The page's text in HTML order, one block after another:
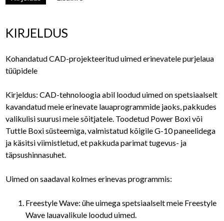
€
h
r
o
g
1
/
kogus
KIRJELDUS
Kohandatud CAD-projekteeritud uimed erinevatele purjelaua
tüüpidele
Kirjeldus: CAD-tehnoloogia abil loodud uimed on spetsiaalselt
kavandatud meie erinevate lauaprogrammide jaoks, pakkudes
valikulisi suurusi meie sõitjatele. Toodetud Power Boxi või
Tuttle Boxi süsteemiga, valmistatud kõigile G-10 paneelidega
ja käsitsi viimistletud, et pakkuda parimat tugevus- ja
täpsushinnasuhet.
Uimed on saadaval kolmes erinevas programmis:
Freestyle Wave: ühe uimega spetsiaalselt meie Freestyle
Wave lauavalikule loodud uimed.